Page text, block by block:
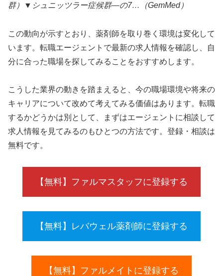
群）▼シュニッツラー症候群—の7…（GemMed）
この動向が示すとおり、薬剤師を取り巻く環境は変化して
います。転職エージェントで最新の求人情報を確認し、自
分に合った職場を探してみることをおすすめします。
こうした業界の動きを踏まえると、今の職場環境や将来の
キャリアについて改めて考えてみる価値はあります。転職
するかどうかは別として、まずはエージェントに相談して
求人情報を見てみるのもひとつの方法です。登録・相談は
無料です。
【無料】ファルマスタッフに登録する
【無料】レバウェル薬剤師に登録する
【無料】ファルメイトに登録する